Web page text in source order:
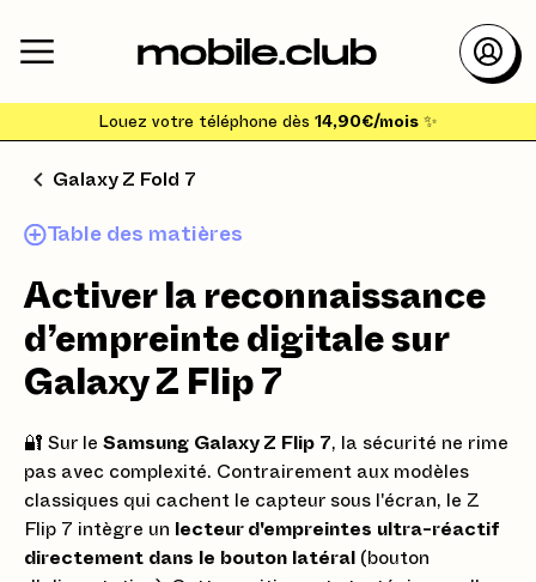
Louez votre téléphone dès 14,90€/mois ✨
Galaxy Z Fold 7
Table des matières
Activer la reconnaissance
d’empreinte digitale sur
Galaxy Z Flip 7
🔐 Sur le Samsung Galaxy Z Flip 7, la sécurité ne rime
pas avec complexité. Contrairement aux modèles
classiques qui cachent le capteur sous l'écran, le Z
Flip 7 intègre un
lecteur d'empreintes ultra-réactif
directement dans le bouton latéral (bouton